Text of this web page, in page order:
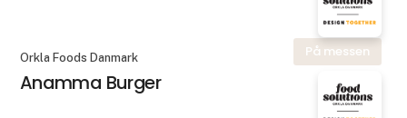
På messen
Orkla Foods Danmark
Anamma Burger